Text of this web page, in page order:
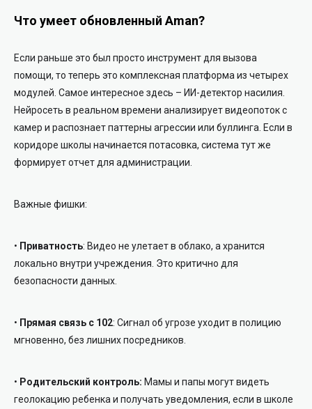
Что умеет обновленный Aman?
Если раньше это был просто инструмент для вызова
помощи, то теперь это комплексная платформа из четырех
модулей. Самое интересное здесь – ИИ-детектор насилия
Нейросеть в реальном времени анализирует видеопоток с
камер и распознает паттерны агрессии или буллинга. Если в
коридоре школы начинается потасовка, система тут же
формирует отчет для администрации.
Важные фишки:
• Приватность: Видео не улетает в облако, а хранится
локально внутри учреждения. Это критично для
безопасности данных.
• Прямая связь с 102: Сигнал об угрозе уходит в полицию
мгновенно, без лишних посредников.
• Родительский контроль: Мамы и папы могут видеть
геолокацию ребенка и получать уведомления, если в школе